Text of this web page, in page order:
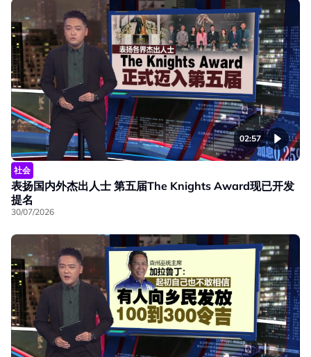
02:57
社会
表扬国内外杰出人士 第五届The Knights Award现已开发
提名
30/07/2026